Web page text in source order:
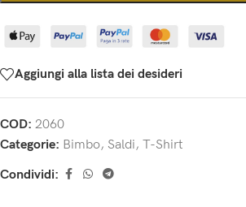
Aggiungi alla lista dei desideri
COD: 2060
Categorie: Bimbo, Saldi, T-Shirt
Condividi: